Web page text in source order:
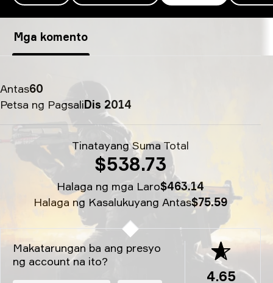
Mga komento
Antas60
Petsa ng PagsaliDis 2014
Tinatayang Suma Total
$538.73
Halaga ng mga Laro$463.14
Halaga ng Kasalukuyang Antas$75.59
Makatarungan ba ang presyo
ng account na ito?
4.65